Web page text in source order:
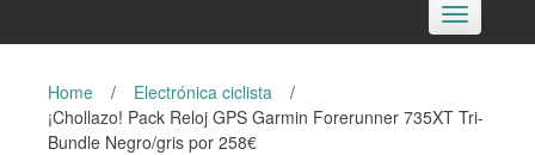
Toggle
navigation
Home / Electrónica ciclista
/
¡Chollazo! Pack Reloj GPS Garmin Forerunner 735XT Tri-
Bundle Negro/gris por 258€